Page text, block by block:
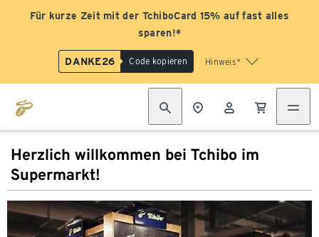
Für kurze Zeit mit der TchiboCard 15% auf fast alles
sparen!*
DANKE26 Code kopieren Hinweis*
Herzlich willkommen bei Tchibo im
Supermarkt!